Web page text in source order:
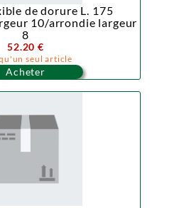
de dorure L. 175
10/arrondie largeur
8
52.20 €
seul article
Acheter